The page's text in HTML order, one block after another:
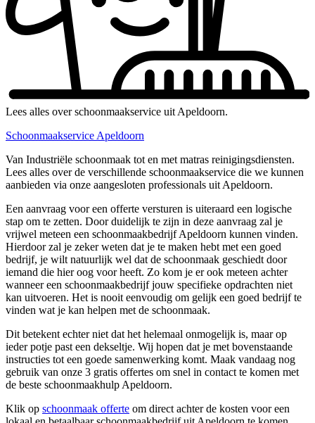
Lees alles over schoonmaakservice uit Apeldoorn.
Schoonmaakservice Apeldoorn
Van Industriële schoonmaak tot en met matras reinigingsdiensten.
Lees alles over de verschillende schoonmaakservice die we kunnen
aanbieden via onze aangesloten professionals uit Apeldoorn.
Een aanvraag voor een offerte versturen is uiteraard een logische
stap om te zetten. Door duidelijk te zijn in deze aanvraag zal je
vrijwel meteen een schoonmaakbedrijf Apeldoorn kunnen vinden.
Hierdoor zal je zeker weten dat je te maken hebt met een goed
bedrijf, je wilt natuurlijk wel dat de schoonmaak geschiedt door
iemand die hier oog voor heeft. Zo kom je er ook meteen achter
wanneer een schoonmaakbedrijf jouw specifieke opdrachten niet
kan uitvoeren. Het is nooit eenvoudig om gelijk een goed bedrijf te
vinden wat je kan helpen met de schoonmaak.
Dit betekent echter niet dat het helemaal onmogelijk is, maar op
ieder potje past een dekseltje. Wij hopen dat je met bovenstaande
instructies tot een goede samenwerking komt. Maak vandaag nog
gebruik van onze 3 gratis offertes om snel in contact te komen met
de beste schoonmaakhulp Apeldoorn.
Klik op schoonmaak offerte om direct achter de kosten voor een